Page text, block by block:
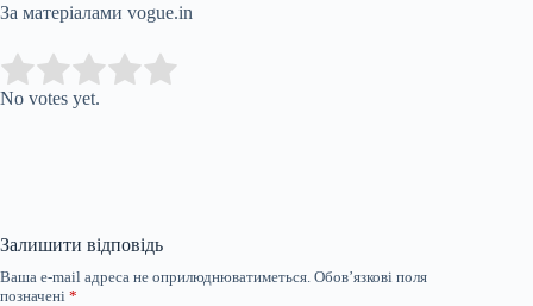
За матеріалами vogue.in
Rate this item:
No votes yet.
Залишити відповідь
Ваша e-mail адреса не оприлюднюватиметься. Обов’язкові поля
позначені *